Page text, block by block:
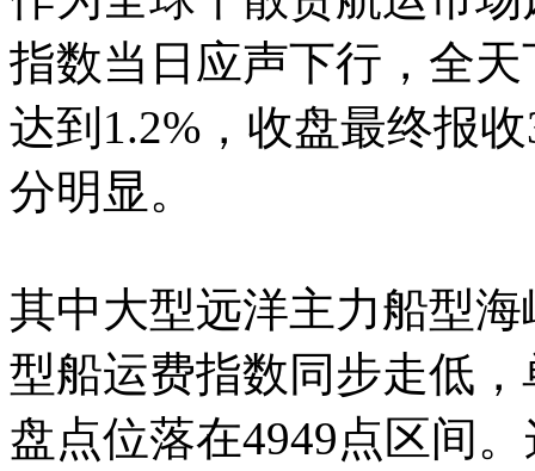
指数当日应声下行，全
达到1.2%，收盘最终报
分明显。
其中大型远洋主力船型
型船运费指数同步走低
盘点位落在4949点区间